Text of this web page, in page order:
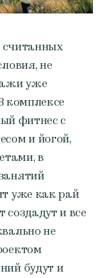
считанных
не
уже
комплексе
фитнес с
и йогой,
в
уже как рай
создадут и все
не
будут и